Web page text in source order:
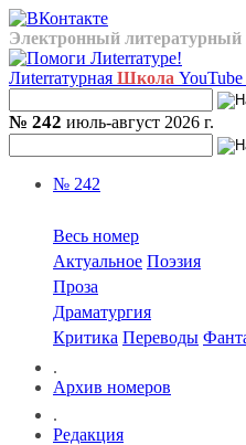
Электронный литературный
Лиterraтурная Школа YouTube
№ 242 июль-август 2026 г.
№ 242
Весь номер
Актуальное Поэзия
Проза
Драматургия
Критика Переводы
.
Архив номеров
.
Редакция